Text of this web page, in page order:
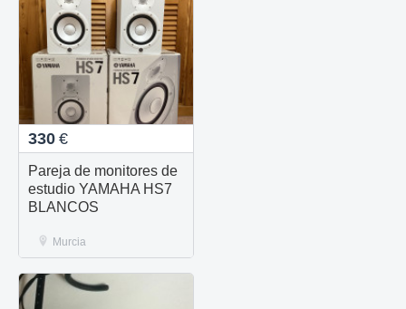
330 €
Pareja de monitores de
estudio YAMAHA HS7
BLANCOS
Murcia